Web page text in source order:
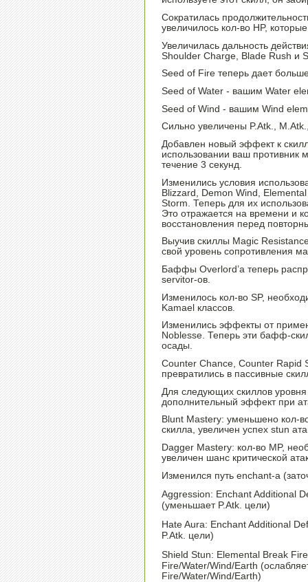
Сократилась
увеличилось кол-во HP,
Увеличилась дальность
Shoulder Charge, Blade Rush и
Seed of Fire теперь дает
Seed of Water - вашим Water
Seed of Wind - вашим Wind
Сильно увеличены P.Atk.,
Добавлен новый эффект к
использовании ваш противник
течение 3 секунд.
Изменились условия
Blizzard, Demon Wind,
Storm. Теперь для их
Это отражается на времени и
восстановления перед
Выучив скиллы Magic
свой уровень сопротивления
Баффы Overlord’а теперь
servitor-ов.
Изменилось кол-во SP,
Kamael классов.
Изменились эффекты от
Noblesse. Теперь эти бафф-
осады.
Counter Chance, Counter Rapid
превратились в пассивные
Для следующих скиллов
дополнительный эффект при
Blunt Mastery: уменьшено кол-
скилла, увеличен успех stun
Dagger Mastery: кол-во MP,
увеличен шанс критической
Изменился путь enchant-а
Aggression: Enchant Additional
(уменьшает P.Atk. цели)
Hate Aura: Enchant Additional
P.Atk. цели)
Shield Stun: Elemental Break
Fire/Water/Wind/Earth
Fire/Water/Wind/Earth)